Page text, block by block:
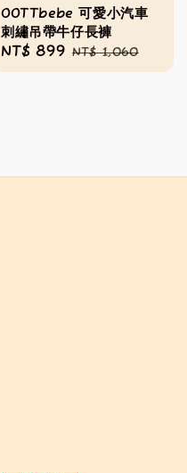
OOTTbebe 可愛小汽車
刺繡吊帶牛仔長褲
Sale
price
NT$ 899 Regular
price
NT$ 1,060